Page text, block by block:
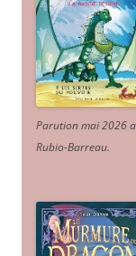
Parution mai 2026
Rubio-Barreau.